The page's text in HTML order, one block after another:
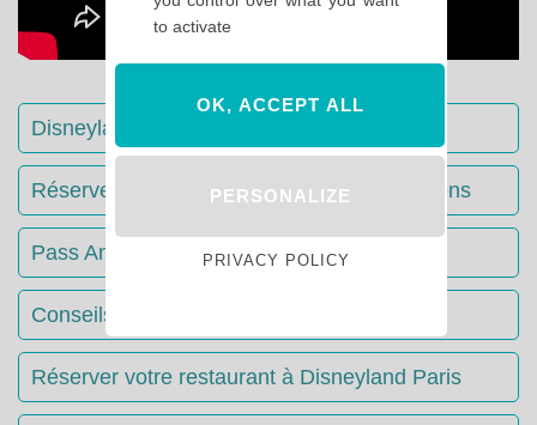
Disneyland Paris : Le guide complet
Réserver votre séjour : toutes les informations
Pass Annuels Disney : informations
Conseils & Astuces Disneyland Paris
Réserver votre restaurant à Disneyland Paris
to activate
OK, ACCEPT ALL
PERSONALIZE
PRIVACY POLICY